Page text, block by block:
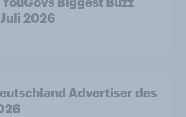
2026
Advertiser des